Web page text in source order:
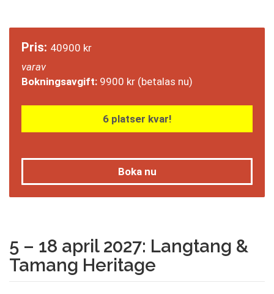
Pris: 40900 kr
varav
Bokningsavgift: 9900 kr (betalas nu)
6 platser kvar!
Boka nu
5 – 18 april 2027: Langtang &
Tamang Heritage